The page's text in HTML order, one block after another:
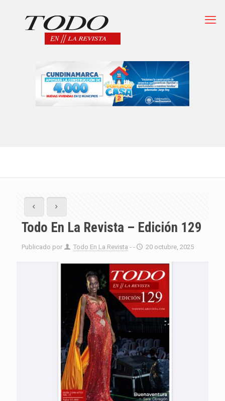
Todo En La Revista – Edición 129
Publicado por Todo En La Revista - - 20 octubre, 2025